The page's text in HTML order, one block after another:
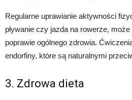
Regularne uprawianie aktywności
pływanie czy jazda na rowerze,
poprawie ogólnego zdrowia.
endorfiny, które są naturalnymi
3. Zdrowa dieta